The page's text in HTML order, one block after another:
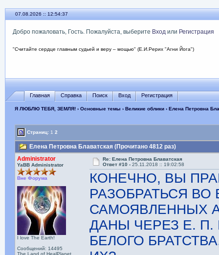
07.08.2026 :: 12:54:38
Добро пожаловать, Гость. Пожалуйста, выберите Входили Регистрация
"Считайте сердце главным судьей и веру – мощью" (Е.И.Рерих "Агни Йога")
Главная Справка Поиск Вход Регистрация
Я ЛЮБЛЮ ТЕБЯ, ЗЕМЛЯ!› Основные темы › Великие облики› Елена Петровна
Страниц: 1 2
Елена Петровна Блаватская (Прочитано 4812 раз)
Administrator
YaBB Administrator
Вне Форума
I love The Earth!
Сообщений: 14495
The Land of HealPlanet
Re: Елена Петровна Блаватская
Ответ #10 -25.11.2018 :: 19:02:58
КОНЕЧНО, ВЫ
РАЗОБРАТЬСЯ
САМОЯВЛЕННЫХ
ДАНЫ ЧЕРЕЗ Е.
БЕЛОГО